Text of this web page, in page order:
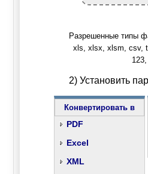
Разрешенные типы
xls, xlsx, xlsm, csv,
2) Установить
Конвертировать в
PDF
Excel
XML